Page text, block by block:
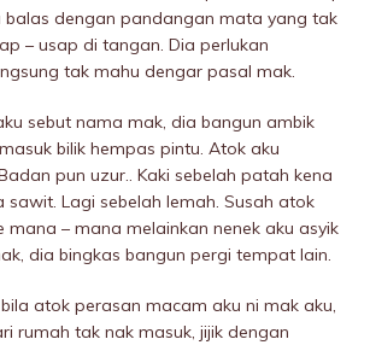
baIas dengan pandangan mata yang tak
– usap di tangan. Dia perIukan
tak mahu dengar pasal mak.
sebut nama mak, dia bangun ambik
bilik hempas pintu. Atok aku
pun uzur.. Kaki sebeIah patah kena
sawit. Lagi sebeIah lemah. Susah atok
mana – mana melainkan nenek aku asyik
dia bingkas bangun pergi tempat lain.
atok perasan macam aku ni mak aku,
rumah tak nak masuk, jijik dengan